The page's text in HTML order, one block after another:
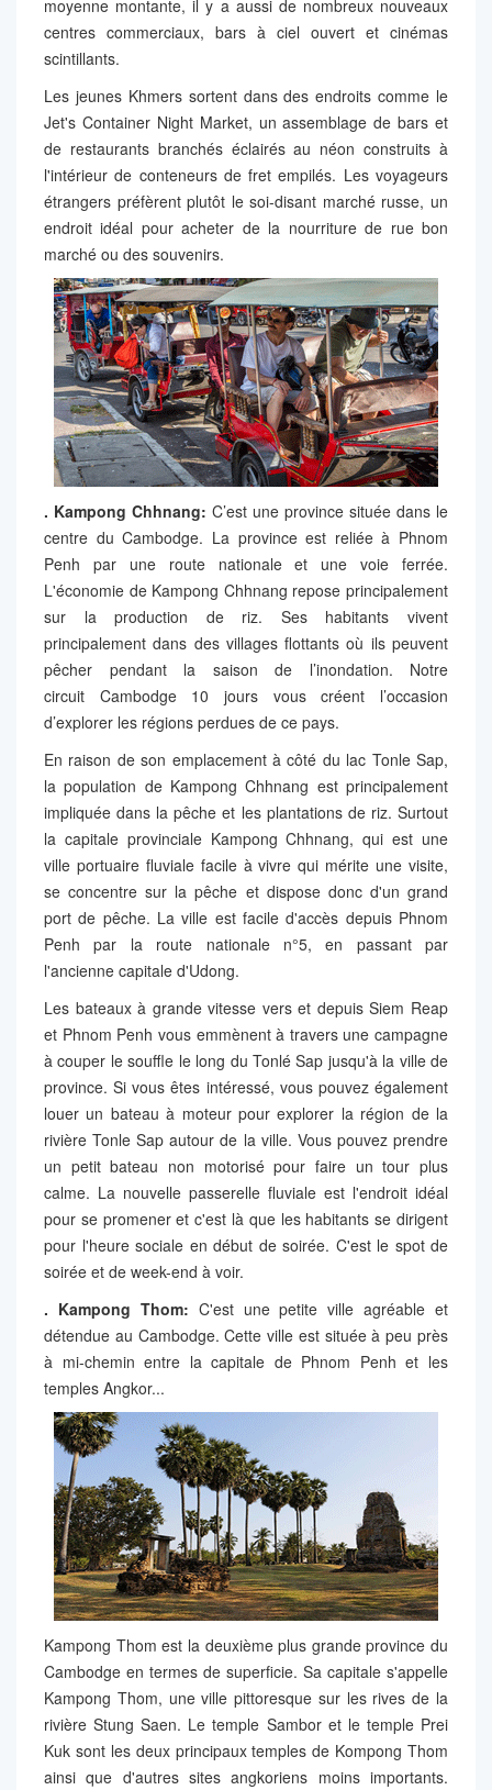
moyenne montante, il y a aussi de nombreux nouveaux
centres commerciaux, bars à ciel ouvert et cinémas
scintillants.
Les jeunes Khmers sortent dans des endroits comme le
Jet's Container Night Market, un assemblage de bars et
de restaurants branchés éclairés au néon construits à
l'intérieur de conteneurs de fret empilés. Les voyageurs
étrangers préfèrent plutôt le soi-disant marché russe, un
endroit idéal pour acheter de la nourriture de rue bon
marché ou des souvenirs.
. Kampong Chhnang: C’est une province située dans le
centre du Cambodge. La province est reliée à Phnom
Penh par une route nationale et une voie ferrée.
L'économie de Kampong Chhnang repose principalement
sur la production de riz. Ses habitants vivent
principalement dans des villages flottants où ils peuvent
pêcher pendant la saison de l’inondation. Notre
circuit Cambodge 10 jours vous créent l’occasion
d’explorer les régions perdues de ce pays.
En raison de son emplacement à côté du lac Tonle Sap,
la population de Kampong Chhnang est principalement
impliquée dans la pêche et les plantations de riz. Surtout
la capitale provinciale Kampong Chhnang, qui est une
ville portuaire fluviale facile à vivre qui mérite une visite,
se concentre sur la pêche et dispose donc d'un grand
port de pêche. La ville est facile d'accès depuis Phnom
Penh par la route nationale n°5, en passant par
l'ancienne capitale d'Udong.
Les bateaux à grande vitesse vers et depuis Siem Reap
et Phnom Penh vous emmènent à travers une campagne
à couper le souffle le long du Tonlé Sap jusqu'à la ville de
province. Si vous êtes intéressé, vous pouvez également
louer un bateau à moteur pour explorer la région de la
rivière Tonle Sap autour de la ville. Vous pouvez prendre
un petit bateau non motorisé pour faire un tour plus
calme. La nouvelle passerelle fluviale est l'endroit idéal
pour se promener et c'est là que les habitants se dirigent
pour l'heure sociale en début de soirée. C'est le spot de
soirée et de week-end à voir.
. Kampong Thom: C'est une petite ville agréable et
détendue au Cambodge. Cette ville est située à peu près
à mi-chemin entre la capitale de Phnom Penh et les
temples Angkor...
Kampong Thom est la deuxième plus grande province du
Cambodge en termes de superficie. Sa capitale s'appelle
Kampong Thom, une ville pittoresque sur les rives de la
rivière Stung Saen. Le temple Sambor et le temple Prei
Kuk sont les deux principaux temples de Kompong Thom
ainsi que d'autres sites angkoriens moins importants.